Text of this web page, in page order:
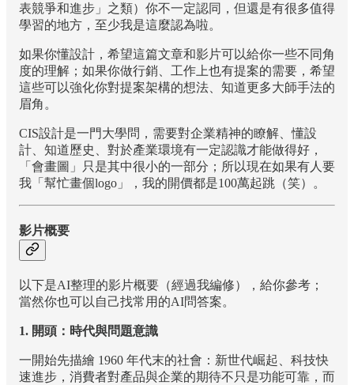
表競爭和進步」之類）你不一定認同，但還是有很多值得
學習的地方，至少我是這麼認為啦。
如果你懂設計，希望這篇文章和影片可以給你一些不同角
度的理解；如果你做行銷、工作上也有提案的需要，希望
這些可以強化你對提案架構的想法、知道更多大師手法的
眉角。
CIS設計是一門大學問，需要對企業精神的瞭解、懂設
計、知道歷史、對於產業環境有一定認識才能做得好，
「會畫圖」只是其中很小的一部分；所以現在如果有人要
我「幫忙畫個logo」，我的開價都是100萬起跳（笑）。
影片概要
以下是AI整理的影片概要（經過我編修），給你參考；
當然你也可以自己找常用的AI問答案。
1. 開頭：時代與問題意識
一開始先描繪 1960 年代末的社會：新世代崛起、科技快
速進步，消費者對產品與企業的期待不只是功能可靠，而